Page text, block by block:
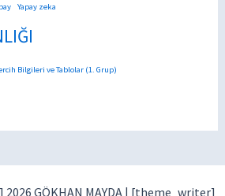
Yapay zeka
Bilgileri ve Tablolar (1. Grup)
GÖKHAN MAYDA | [theme_writer]